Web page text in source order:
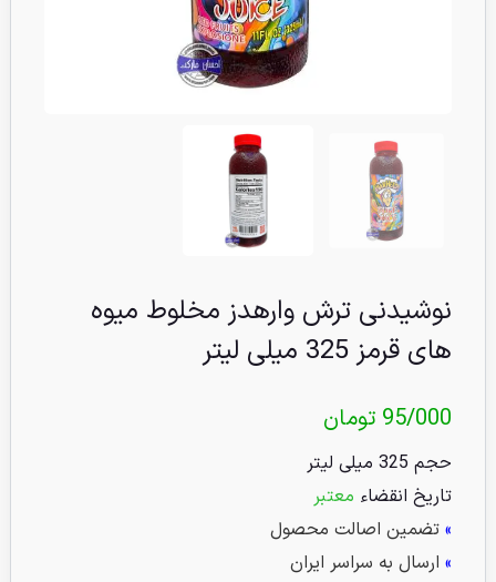
نوشیدنی ترش وارهدز مخلوط میوه
های قرمز 325 میلی لیتر
95/000 تومان
حجم 325 میلی لیتر
تاریخ انقضاء معتبر
» تضمین اصالت محصول
» ارسال به سراسر ایران